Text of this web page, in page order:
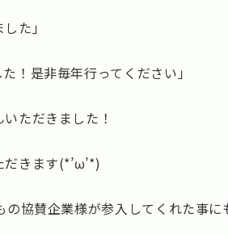
た」
！是非毎年行ってください」
ただきました！
きます(*’ω’*)
の協賛企業様が参入してくれた事